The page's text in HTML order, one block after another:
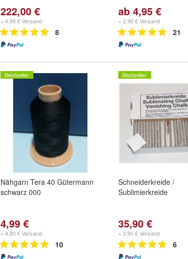
222,00 €
+ 4,99 € Versand
8
ab 4,95 €
+ 2,90 € Versand
21
Bestseller
Nähgarn Tera 40 Gütermann
schwarz 000
4,99 €
+ 4,90 € Versand
10
Bestseller
Schneiderkreide /
Sublimierkreide
35,90 €
+ 3,90 € Versand
6